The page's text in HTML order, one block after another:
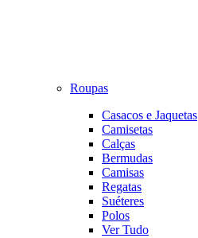
Roupas
Casacos e Jaquetas
Camisetas
Calças
Bermudas
Camisas
Regatas
Suéteres
Polos
Ver Tudo